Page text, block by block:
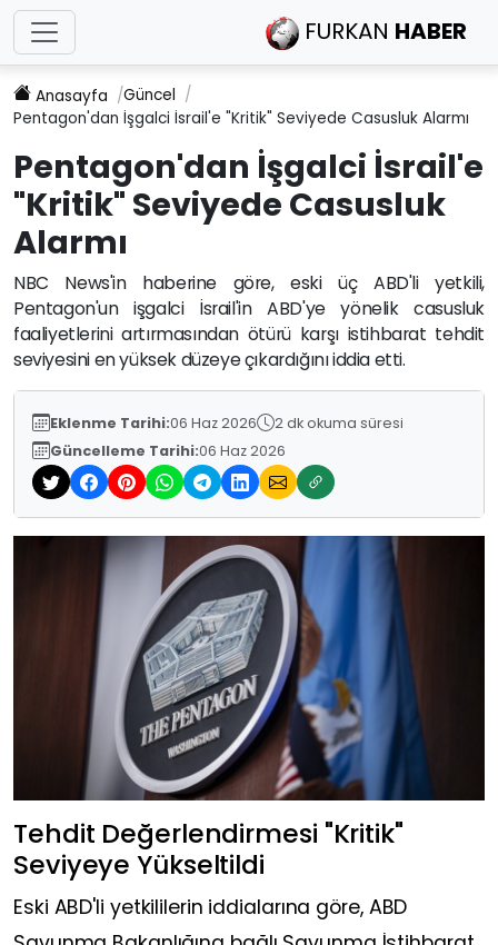
FURKAN HABER
Anasayfa
Güncel
Pentagon'dan İşgalci İsrail'e "Kritik" Seviyede Casusluk Alarmı
Pentagon'dan İşgalci İsrail'e
"Kritik" Seviyede Casusluk
Alarmı
NBC News'in haberine göre, eski üç ABD'li yetkili,
Pentagon'un işgalci İsrail'in ABD'ye yönelik casusluk
faaliyetlerini artırmasından ötürü karşı istihbarat tehdit
seviyesini en yüksek düzeye çıkardığını iddia etti.
Eklenme Tarihi:06 Haz 2026
2 dk okuma süresi
Güncelleme Tarihi:06 Haz 2026
Tehdit Değerlendirmesi "Kritik"
Seviyeye Yükseltildi
Eski ABD'li yetkililerin iddialarına göre, ABD